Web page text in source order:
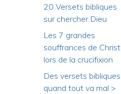
20 Versets bibliques
sur chercher Dieu
Les 7 grandes
souffrances de Christ
lors de la crucifixion
Des versets bibliques
quand tout va mal >